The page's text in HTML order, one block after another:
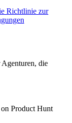
Richtlinie zur
die